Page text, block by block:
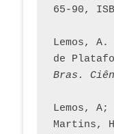
65-90,
Lemos, A.
de
Bras.
Lemos,
Martins,